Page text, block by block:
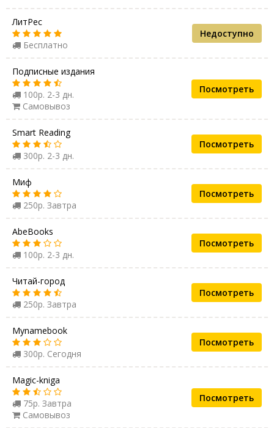
ЛитРес
Бесплатно
Недоступно
Подписные издания
100р. 2-3 дн.
Самовывоз
Посмотреть
Smart Reading
300р. 2-3 дн.
Посмотреть
Миф
250р. Завтра
Посмотреть
AbeBooks
100р. 2-3 дн.
Посмотреть
Читай-город
250р. Завтра
Посмотреть
Mynamebook
300р. Сегодня
Посмотреть
Magic-kniga
75р. Завтра
Самовывоз
Посмотреть